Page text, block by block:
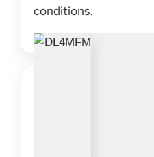
conditions.
DM/NS-
mit Denis,